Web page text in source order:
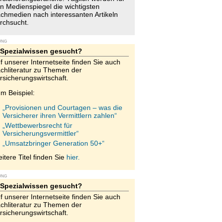
Medienspiegel die wichtigsten
nach interessanten Artikeln
Spezialwissen gesucht?
unserer Internetseite finden Sie auch
zu Themen der
Beispiel:
„Provisionen und Courtagen – was die
Versicherer ihren Vermittlern zahlen“
„Wettbewerbsrecht für
Versicherungsvermittler“
„Umsatzbringer Generation 50+“
Titel finden Sie hier.
Spezialwissen gesucht?
unserer Internetseite finden Sie auch
zu Themen der